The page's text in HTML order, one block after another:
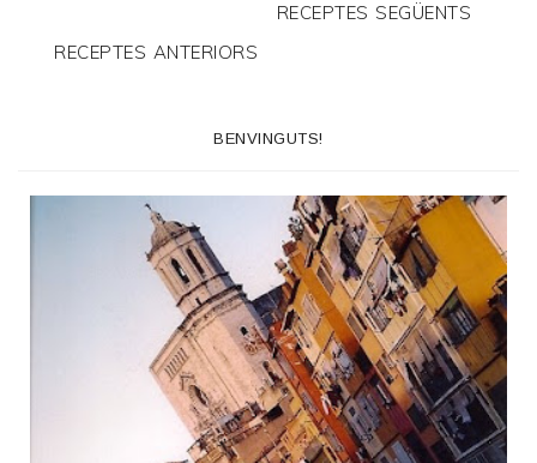
RECEPTES SEGÜENTS
RECEPTES ANTERIORS
BENVINGUTS!